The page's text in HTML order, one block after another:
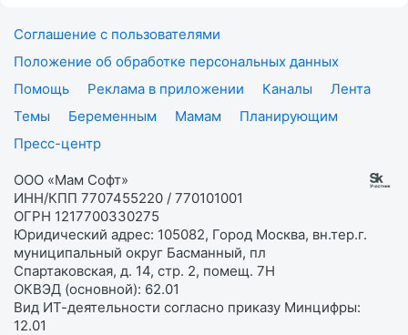
Соглашение с пользователями
Положение об обработке персональных данных
Помощь
Реклама в приложении Каналы
Лента
Темы
Беременным Мамам
Планирующим
Пресс-центр
ООО «Мам Софт»
ИНН/КПП 7707455220 / 770101001
ОГРН 1217700330275
Юридический адрес: 105082, Город Москва, вн.тер.г.
муниципальный округ Басманный, пл
Спартаковская, д. 14, стр. 2, помещ. 7Н
ОКВЭД (основной): 62.01
Вид ИТ-деятельности согласно приказу Минцифры:
12.01